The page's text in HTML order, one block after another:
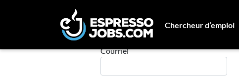
Chercheur d’emploi
Connexion
Courriel